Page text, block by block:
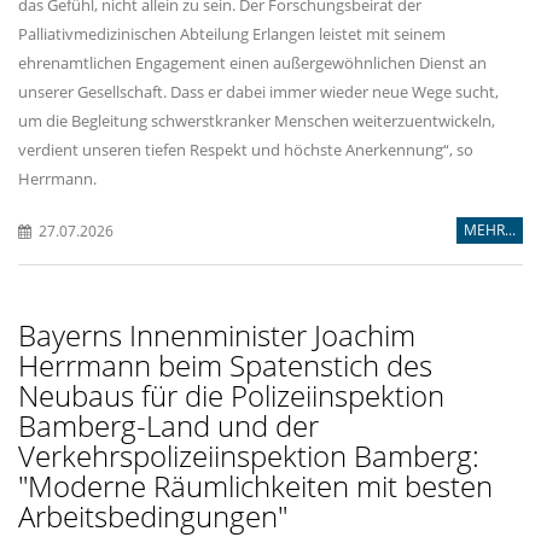
das Gefühl, nicht allein zu sein. Der Forschungsbeirat der
Palliativmedizinischen Abteilung Erlangen leistet mit seinem
ehrenamtlichen Engagement einen außergewöhnlichen Dienst an
unserer Gesellschaft. Dass er dabei immer wieder neue Wege sucht,
um die Begleitung schwerstkranker Menschen weiterzuentwickeln,
verdient unseren tiefen Respekt und höchste Anerkennung“, so
Herrmann.
27.07.2026 MEHR...
Bayerns Innenminister Joachim
Herrmann beim Spatenstich des
Neubaus für die Polizeiinspektion
Bamberg-Land und der
Verkehrspolizeiinspektion Bamberg:
"Moderne Räumlichkeiten mit besten
Arbeitsbedingungen"